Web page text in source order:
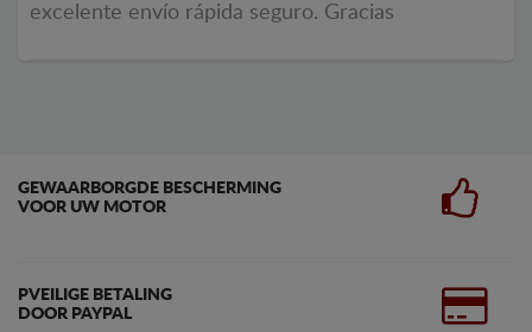
excelente envío rápida seguro. Gracias
GEWAARBORGDE BESCHERMING
VOOR UW MOTOR
PVEILIGE BETALING
DOOR PAYPAL